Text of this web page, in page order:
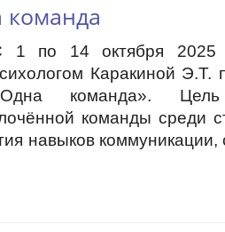
команда
1 по 14 октября 2025
Каракиной Э.Т.
команда».
команды среди
навыков коммуникации,